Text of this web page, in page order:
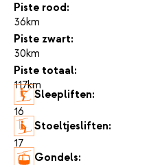
Piste rood:
36km
Piste zwart:
30km
Piste totaal:
117km
Sleepliften:
16
Stoeltjesliften:
17
Gondels: